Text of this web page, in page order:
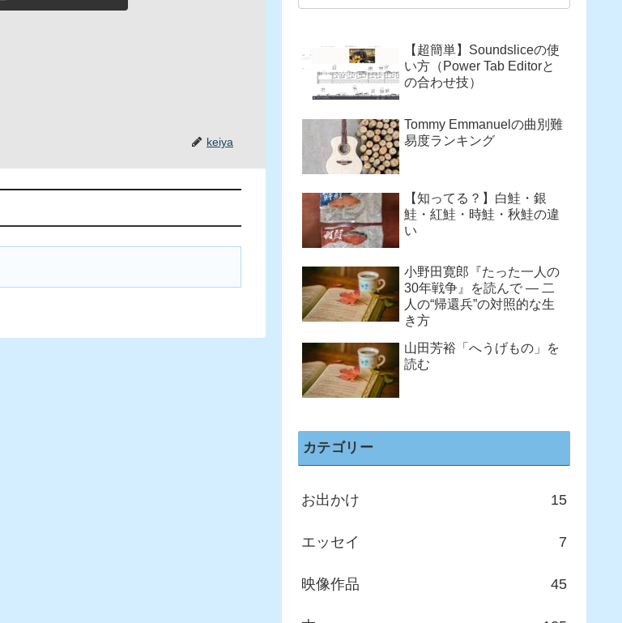
keiya
【超簡単】Soundsliceの使
い方（Power Tab Editorと
の合わせ技）
Tommy Emmanuelの曲別難
易度ランキング
【知ってる？】白鮭・銀
鮭・紅鮭・時鮭・秋鮭の違
い
小野田寛郎『たった一人の
30年戦争』を読んで ― 二
人の“帰還兵”の対照的な生
き方
山田芳裕「へうげもの」を
読む
カテゴリー
お出かけ 15
エッセイ 7
映像作品 45